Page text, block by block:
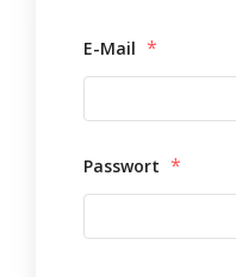
E-Mail *
Passwort *